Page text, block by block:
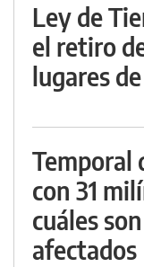
Ley de
el retiro
lugares
Temporal
con 31
cuáles
afectados